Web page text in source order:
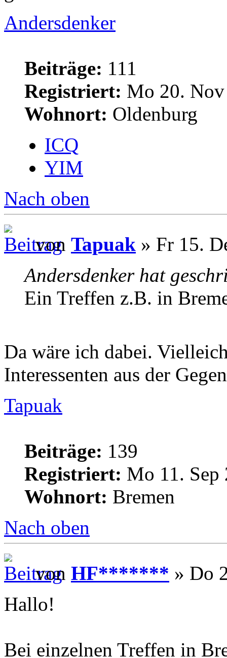
Andersdenker
Beiträge: 111
Registriert: Mo 20.
Wohnort: Oldenburg
ICQ
YIM
Nach oben
von Tapuak » Fr 15.
Andersdenker hat
Ein Treffen z.B. in
Da wäre ich dabei.
Interessenten aus der
Tapuak
Beiträge: 139
Registriert: Mo 11. Sep
Wohnort: Bremen
Nach oben
von HF******* » Do
Hallo!
Bei einzelnen Treffen in